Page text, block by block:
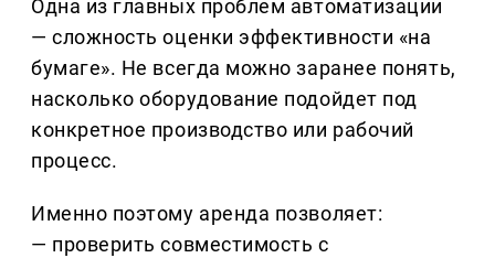
Одна из главных проблем автоматизации
— сложность оценки эффективности «на
бумаге». Не всегда можно заранее понять,
насколько оборудование подойдет под
конкретное производство или рабочий
процесс.
Именно поэтому аренда позволяет:
— проверить совместимость с